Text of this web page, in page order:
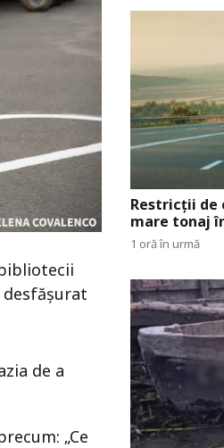
desfășurat
de a
„Ce
Restricții de
mare tonaj
1 oră în urmă